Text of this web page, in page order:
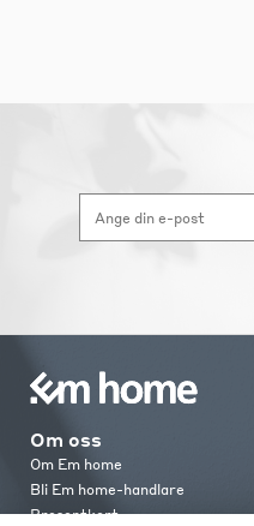
Om oss
Om Em home
Bli Em home-handlare
Presentkort